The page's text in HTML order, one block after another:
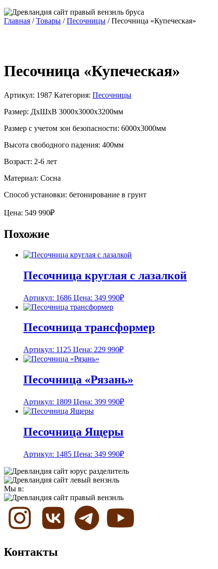
Главная /Товары /Песочницы /Песочница «Купеческая»
Песочница «Купеческая»
Артикул: 1987 Категория: Песочницы
Размер: ДхШхВ 3000х3000х3200мм
Размер с учетом зон безопасности: 6000х3000мм
Высота свободного падения: 400мм
Возраст: 2-6 лет
Материал: Сосна
Способ установки: бетонирование в грунт
Цена: 549 990₽
Похожие
Песочница круглая с лазалкой
Артикул: 1686 Цена: 349 990₽
Песочница трансформер
Артикул: 1125 Цена: 229 990₽
Песочница «Рязань»
Артикул: 1809 Цена: 399 990₽
Песочница Ящеры
Артикул: 1485 Цена: 349 990₽
Мы в:
Контакты